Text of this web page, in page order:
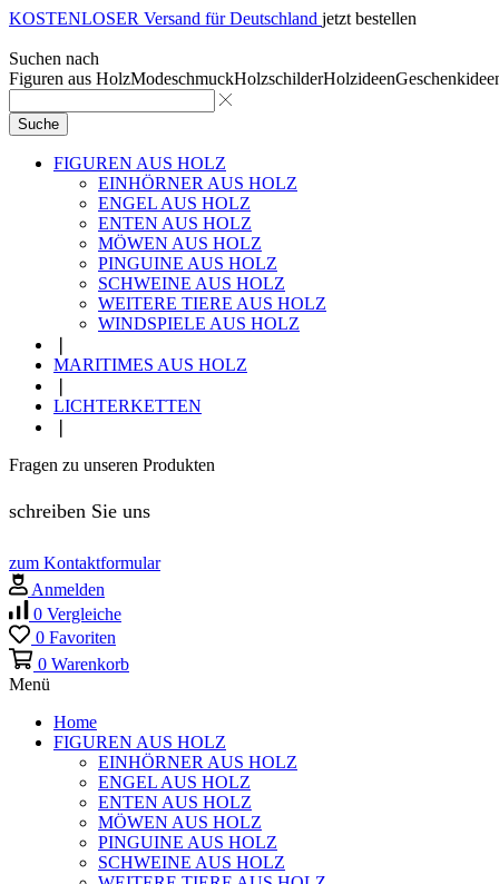
KOSTENLOSER Versand für Deutschland jetzt bestellen
Suchen nach
Figuren aus HolzModeschmuckHolzschilderHolzideen
Suche
FIGUREN AUS HOLZ
EINHÖRNER AUS HOLZ
ENGEL AUS HOLZ
ENTEN AUS HOLZ
MÖWEN AUS HOLZ
PINGUINE AUS HOLZ
SCHWEINE AUS HOLZ
WEITERE TIERE AUS HOLZ
WINDSPIELE AUS HOLZ
MARITIMES AUS HOLZ
LICHTERKETTEN
Fragen zu unseren Produkten
schreiben Sie uns
zum Kontaktformular
Anmelden
0 Vergleiche
0 Favoriten
0 Warenkorb
Menü
Home
FIGUREN AUS HOLZ
EINHÖRNER AUS HOLZ
ENGEL AUS HOLZ
ENTEN AUS HOLZ
MÖWEN AUS HOLZ
PINGUINE AUS HOLZ
SCHWEINE AUS HOLZ